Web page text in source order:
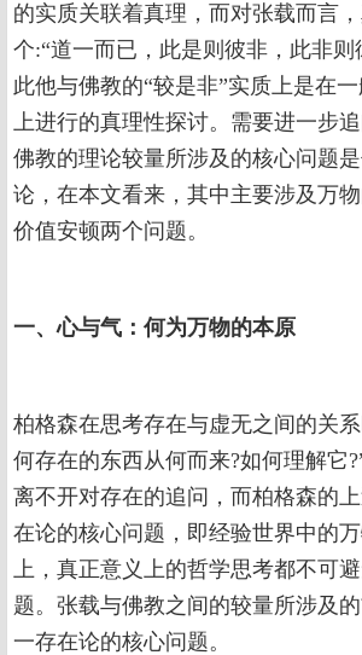
的实质关联着真理，而对张载而言
个:“道一而已，此是则彼非，此非则
此他与佛教的“较是非”实质上是在
上进行的真理性探讨。需要进一步
佛教的理论较量所涉及的核心问题
论，在本文看来，其中主要涉及万
价值安顿两个问题。
一、心与气：何为万物的本原
柏格森在思考存在与虚无之间的关
何存在的东西从何而来?如何理解它
离不开对存在的追问，而柏格森的
在论的核心问题，即经验世界中的
上，真正意义上的哲学思考都不可
题。张载与佛教之间的较量所涉及
一存在论的核心问题。